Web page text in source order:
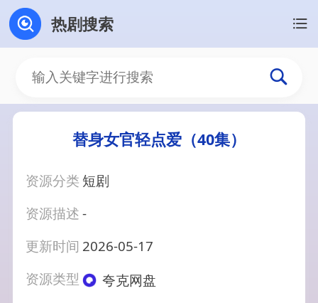
热剧搜索
替身女官轻点爱（40集）
资源分类 短剧
资源描述-
更新时间 2026-05-17
资源类型
夸克网盘